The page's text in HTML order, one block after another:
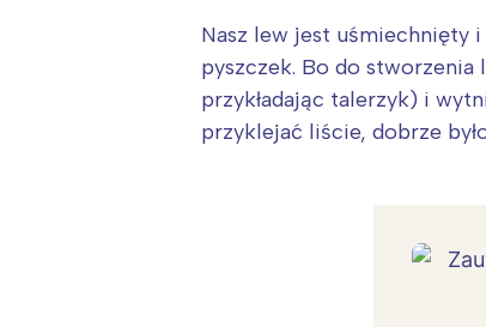
Nasz lew jest uśmiechnięty
pyszczek. Bo do stworzenia
przykładając talerzyk) i
przyklejać liście, dobrze